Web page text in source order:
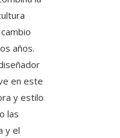
años.
en este
y estilo
las
y el